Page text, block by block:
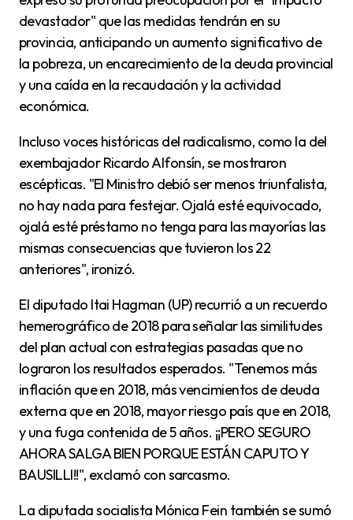
devastador" que las medidas tendrán en su
provincia, anticipando un aumento significativo de
la pobreza, un encarecimiento de la deuda provincial
y una caída en la recaudación y la actividad
económica.
Incluso voces históricas del radicalismo, como la del
exembajador Ricardo Alfonsín, se mostraron
escépticas. "El Ministro debió ser menos triunfalista,
no hay nada para festejar. Ojalá esté equivocado,
ojalá esté préstamo no tenga para las mayorías las
mismas consecuencias que tuvieron los 22
anteriores", ironizó.
El diputado Itai Hagman (UP) recurrió a un recuerdo
hemerográfico de 2018 para señalar las similitudes
del plan actual con estrategias pasadas que no
lograron los resultados esperados. "Tenemos más
inflación que en 2018, más vencimientos de deuda
externa que en 2018, mayor riesgo país que en 2018,
y una fuga contenida de 5 años. ¡¡PERO SEGURO
AHORA SALGA BIEN PORQUE ESTÁN CAPUTO Y
BAUSILLI!!", exclamó con sarcasmo.
La diputada socialista Mónica Fein también se sumó